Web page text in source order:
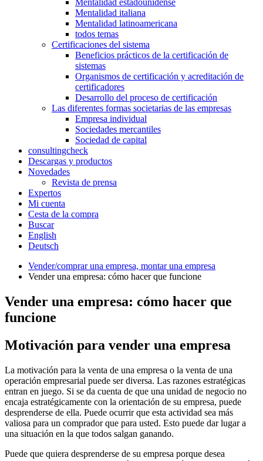
Mentalidad estadounidense
Mentalidad italiana
Mentalidad latinoamericana
todos temas
Certificaciones del sistema
Beneficios prácticos de la certificación de
sistemas
Organismos de certificación y acreditación de
certificadores
Desarrollo del proceso de certificación
Las diferentes formas societarias de las empresas
Empresa individual
Sociedades mercantiles
Sociedad de capital
consultingcheck
Descargas y productos
Novedades
Revista de prensa
Expertos
Mi cuenta
Cesta de la compra
Buscar
English
Deutsch
Vender/comprar una empresa, montar una empresa
Vender una empresa: cómo hacer que funcione
Vender una empresa: cómo hacer que
funcione
Motivación para vender una empresa
La motivación para la venta de una empresa o la venta de una
operación empresarial puede ser diversa. Las razones estratégicas
entran en juego. Si se da cuenta de que una unidad de negocio no
encaja estratégicamente con la orientación de su empresa, puede
desprenderse de ella. Puede ocurrir que esta actividad sea más
valiosa para un comprador que para usted. Esto puede dar lugar a
una situación en la que todos salgan ganando.
Puede que quiera desprenderse de su empresa porque desea